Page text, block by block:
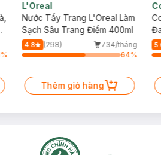
%
L'Oreal
Nước Tẩy Trang L'Oreal Làm
Sạch Sâu Trang Điểm 400ml
4.8 (298)
734/tháng
64%
Thêm giỏ hàng